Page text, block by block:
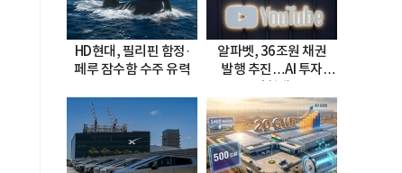
HD현대, 필리핀 함정·
페루 잠수함 수주 유력
알파벳, 36조원 채권
발행 추진…AI 투자